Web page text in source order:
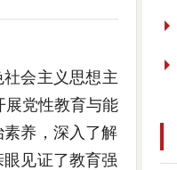
会主义思想主
展党性教育与能
养，深入了解
见证了教育强